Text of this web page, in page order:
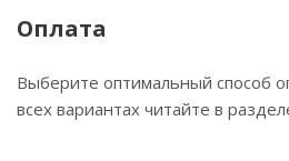
Оплата
Выберите оптимальный способ
всех вариантах читайте в